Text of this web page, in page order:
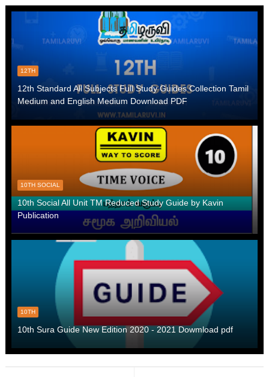
12TH
12th Standard All Subjects Full Study Guides Collection Tamil
Medium and English Medium Download PDF
10TH SOCIAL
10th Social All Unit TM Reduced Study Guide by Kavin
Publication
10TH
10th Sura Guide New Edition 2020 - 2021 Dowmload pdf